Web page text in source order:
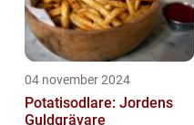
04 november 2024
Potatisodlare: Jordens
Guldgrävare